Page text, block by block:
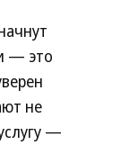
— это
не
—